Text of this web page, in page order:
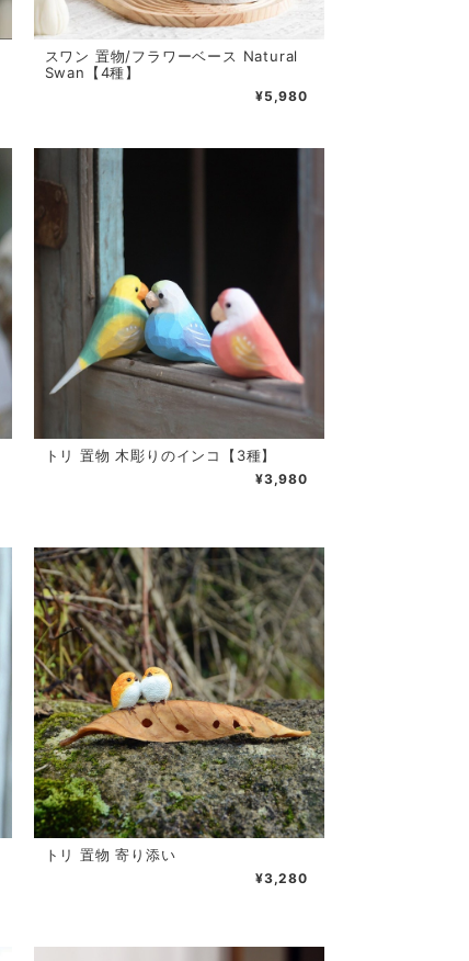
スワン 置物/フラワーベース Natural
Swan【4種】
¥5,980
トリ 置物 木彫りのインコ【3種】
¥3,980
トリ 置物 寄り添い
¥3,280